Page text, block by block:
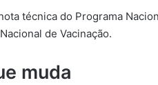
técnica do Programa
de Vacinação.
muda